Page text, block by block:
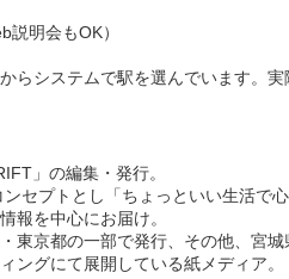
説明会もOK）
らシステムで駅を選んでいます。実
」の編集・発行。
トとし「ちょっといい生活で心
報を中心にお届け。
東京都の一部で発行、その他、宮
ングにて展開している紙メディア。